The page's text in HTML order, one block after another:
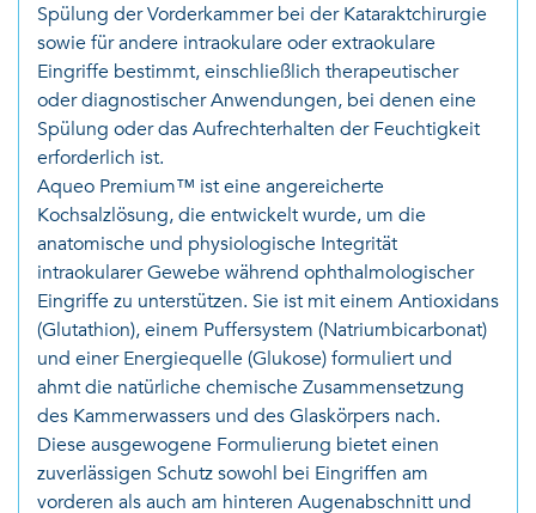
Spülung der Vorderkammer bei der Kataraktchirurgie
sowie für andere intraokulare oder extraokulare
Eingriffe bestimmt, einschließlich therapeutischer
oder diagnostischer Anwendungen, bei denen eine
Spülung oder das Aufrechterhalten der Feuchtigkeit
erforderlich ist.
Aqueo Premium™ ist eine angereicherte
Kochsalzlösung, die entwickelt wurde, um die
anatomische und physiologische Integrität
intraokularer Gewebe während ophthalmologischer
Eingriffe zu unterstützen. Sie ist mit einem Antioxidans
(Glutathion), einem Puffersystem (Natriumbicarbonat)
und einer Energiequelle (Glukose) formuliert und
ahmt die natürliche chemische Zusammensetzung
des Kammerwassers und des Glaskörpers nach.
Diese ausgewogene Formulierung bietet einen
zuverlässigen Schutz sowohl bei Eingriffen am
vorderen als auch am hinteren Augenabschnitt und